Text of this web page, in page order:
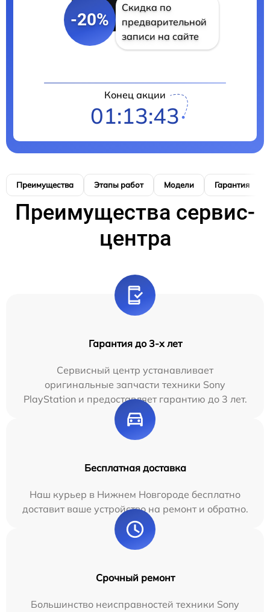
-20%
Скидка по
предварительной
записи на сайте
Конец акции
01:13:42
Преимущества Этапы работ Модели Гарантия
Преимущества сервис-
центра
Гарантия до 3-х лет
Сервисный центр устанавливает
оригинальные запчасти техники Sony
PlayStation и предоставляет гарантию до 3 лет.
Бесплатная доставка
Наш курьер в Нижнем Новгороде бесплатно
доставит ваше устройство на ремонт и обратно.
Срочный ремонт
Большинство неисправностей техники Sony